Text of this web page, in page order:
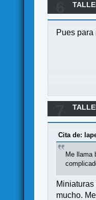
Pues
Cita de:
Me llama
mucho.